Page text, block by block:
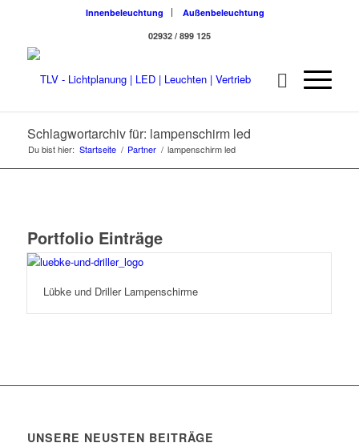
Innenbeleuchtung
Außenbeleuchtung
02932 / 899 125
Schlagwortarchiv für: lampenschirm led
Du bist hier: Startseite / Partner / lampenschirm led
Portfolio Einträge
Lübke und Driller Lampenschirme
UNSERE NEUSTEN BEITRÄGE